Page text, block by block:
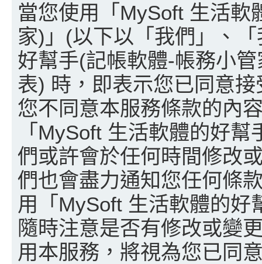
當您使用「MySoft 生活軟
家)」(以下以「我們」、
好幫手(記帳軟體-帳務小
表) 時，即表示您已同意
您不同意本服務條款的內
「MySoft 生活軟體的好
們或許會於任何時間修改
們也會盡力通知您任何條
用「MySoft 生活軟體的好
隨時注意是否有修改或變
用本服務，將視為您已同